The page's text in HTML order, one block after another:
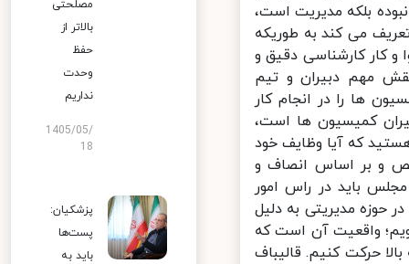
بلکه مدیریت است،
می کند به طوریکه
کارشناسی دقیق و
مهم دبیران و تیم
ها را در انجام کار
کمیسیون ها است،
که آیا وظایف خود
و بر اساس انصاف و
باید در راس امور
حوزه مدیریتی به دلیل
واقعیت آن است که
حرکت کنیم. قالیباف
مصلحتی
بالاتر از
حفظ
وحدت
نداریم
1405/05/
18
پزشکیان:
پست‌ها
باید به